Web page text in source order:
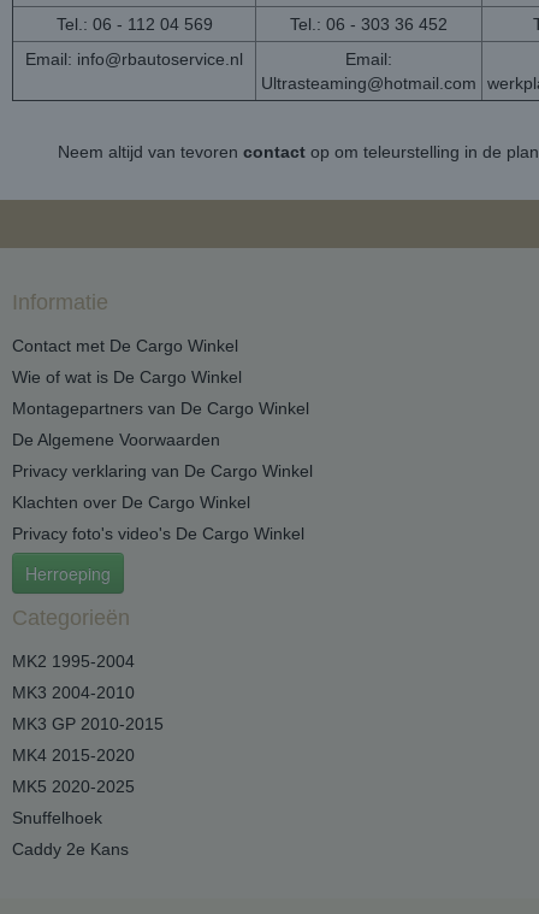
Tel.: 06 - 112 04 569
Tel.: 06 - 303 36 452
Email: info@rbautoservice.nl
Email:
Ultrasteaming@hotmail.com
Neem altijd van tevoren contactop om teleurstelling in de
Informatie
Contact met De Cargo Winkel
Wie of wat is De Cargo Winkel
Montagepartners van De Cargo Winkel
De Algemene Voorwaarden
Privacy verklaring van De Cargo Winkel
Klachten over De Cargo Winkel
Privacy foto's video's De Cargo Winkel
Herroeping
Categorieën
MK2 1995-2004
MK3 2004-2010
MK3 GP 2010-2015
MK4 2015-2020
MK5 2020-2025
Snuffelhoek
Caddy 2e Kans